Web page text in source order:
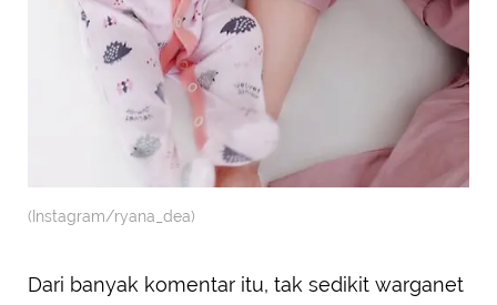
(Instagram/ryana_dea)
Dari banyak komentar itu, tak sedikit warganet